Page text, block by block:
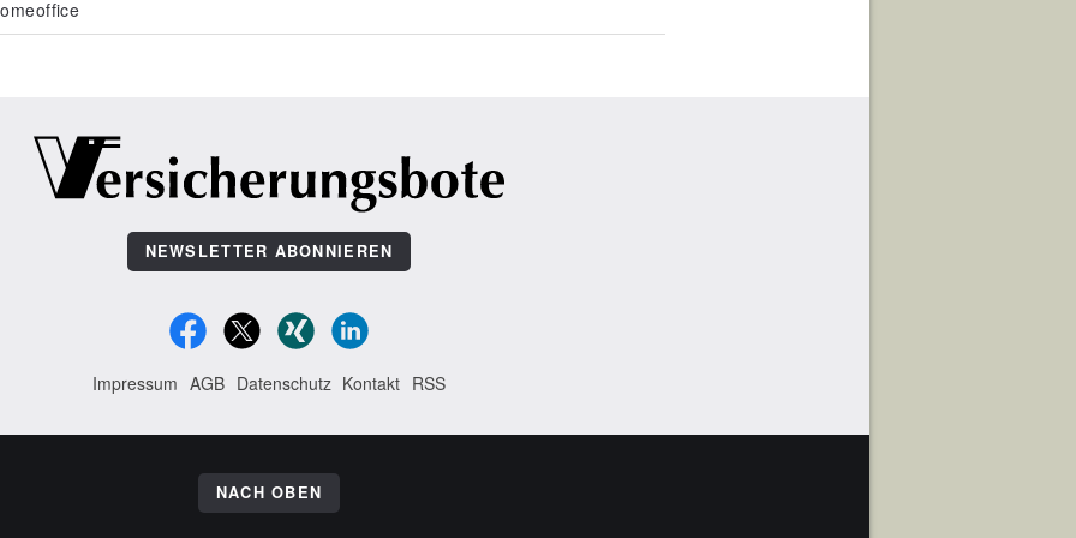
NEWSLETTER ABONNIEREN
Impressum AGB Datenschutz Kontakt RSS
NACH OBEN